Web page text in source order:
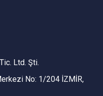
Ltd. Şti.
No: 1/204 İZMİR,